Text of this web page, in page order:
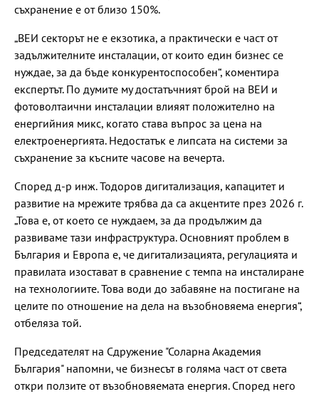
съхранение е от близо 150%.
„ВЕИ секторът не е екзотика, а практически е част от
задължителните инсталации, от които един бизнес се
нуждае, за да бъде конкурентоспособен“, коментира
експертът. По думите му достатъчният брой на ВЕИ и
фотоволтаични инсталации влияят положително на
енергийния микс, когато става въпрос за цена на
електроенергията. Недостатък е липсата на системи за
съхранение за късните часове на вечерта.
Според д-р инж. Тодоров дигитализация, капацитет и
развитие на мрежите трябва да са акцентите през 2026 г.
„Това е, от което се нуждаем, за да продължим да
развиваме тази инфраструктура. Основният проблем в
България и Европа е, че дигитализацията, регулацията и
правилата изостават в сравнение с темпа на инсталиране
на технологиите. Това води до забавяне на постигане на
целите по отношение на дела на възобновяема енергия“,
отбеляза той.
Председателят на Сдружение "Соларна Академия
България" напомни, че бизнесът в голяма част от света
откри ползите от възобновяемата енергия. Според него